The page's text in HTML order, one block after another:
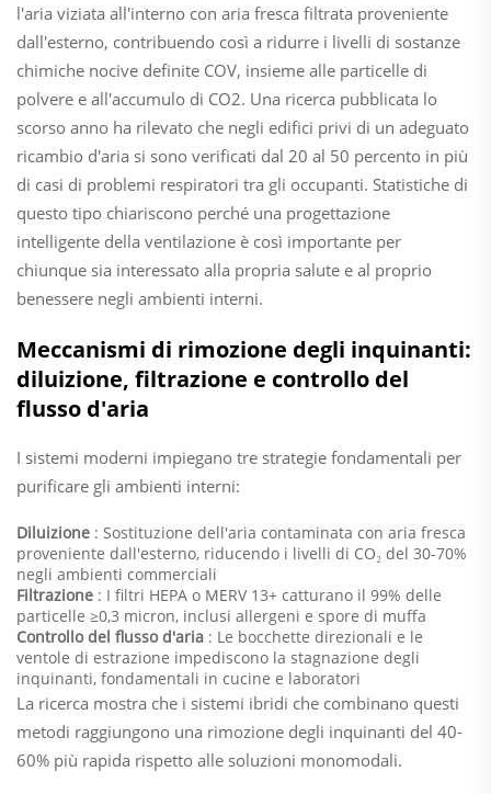
l'aria viziata all'interno con aria fresca filtrata proveniente
dall'esterno, contribuendo così a ridurre i livelli di sostanze
chimiche nocive definite COV, insieme alle particelle di
polvere e all'accumulo di CO2. Una ricerca pubblicata lo
scorso anno ha rilevato che negli edifici privi di un adeguato
ricambio d'aria si sono verificati dal 20 al 50 percento in più
di casi di problemi respiratori tra gli occupanti. Statistiche di
questo tipo chiariscono perché una progettazione
intelligente della ventilazione è così importante per
chiunque sia interessato alla propria salute e al proprio
benessere negli ambienti interni.
Meccanismi di rimozione degli inquinanti:
diluizione, filtrazione e controllo del
flusso d'aria
I sistemi moderni impiegano tre strategie fondamentali per
purificare gli ambienti interni:
Diluizione : Sostituzione dell'aria contaminata con aria fresca
proveniente dall'esterno, riducendo i livelli di CO₂ del 30-70%
negli ambienti commerciali
Filtrazione : I filtri HEPA o MERV 13+ catturano il 99% delle
particelle ≥0,3 micron, inclusi allergeni e spore di muffa
Controllo del flusso d'aria : Le bocchette direzionali e le
ventole di estrazione impediscono la stagnazione degli
inquinanti, fondamentali in cucine e laboratori
La ricerca mostra che i sistemi ibridi che combinano questi
metodi raggiungono una rimozione degli inquinanti del 40-
60% più rapida rispetto alle soluzioni monomodali.